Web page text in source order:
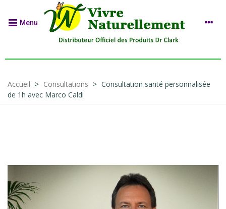
Menu
Accueil > Consultations > Consultation santé personnalisée
de 1h avec Marco Caldi